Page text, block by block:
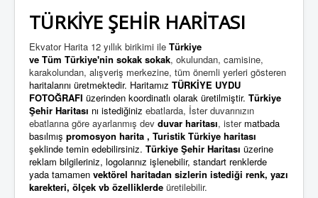
TÜRKİYE ŞEHİR HARİTASI
Ekvator Harita 12 yıllık birikimi ile Türkiye
ve Tüm Türkiye'nin sokak sokak, okulundan, camisine,
karakolundan, alışveriş merkezine, tüm önemli yerleri gösteren
haritalarını üretmektedir. Haritamız TÜRKİYE UYDU
FOTOĞRAFI üzerinden koordinatlı olarak üretilmiştir. Türkiye
Şehir Haritası nı istediğiniz ebatlarda, İster duvarınızın
ebatlarına göre ayarlanmış dev duvar haritası, ister matbada
basılmış promosyon harita , Turistik Türkiye haritası
şeklinde temin edebilirsiniz. Türkiye Şehir Haritası üzerine
reklam bilgileriniz, logolarınız işlenebilir, standart renklerde
yada tamamen vektörel haritadan sizlerin istediği renk, yazı
karekteri, ölçek vb özelliklerde üretilebilir.